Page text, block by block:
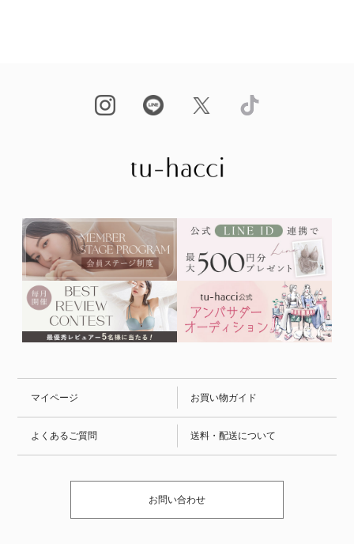
マイページ お買い物ガイド
よくあるご質問 送料・配送について
お問い合わせ